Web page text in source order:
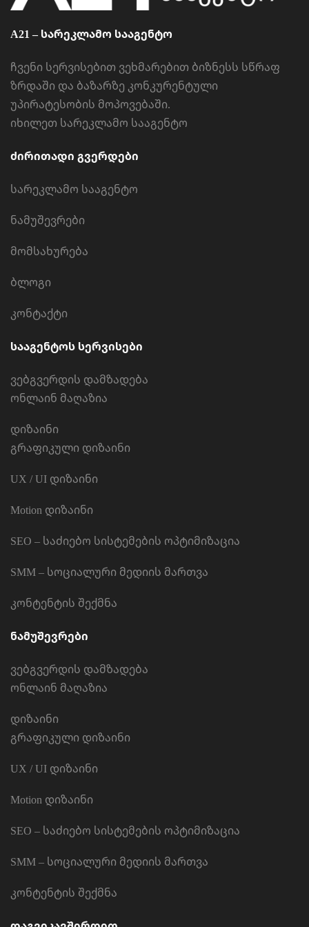
A21 – სარეკლამო სააგენტო
ჩვენი სერვისებით ვეხმარებით ბიზნესს სწრაფ
ზრდაში და ბაზარზე კონკურენტული
უპირატესობის მოპოვებაში.
იხილეთ სარეკლამო სააგენტო
ძირითადი გვერდები
სარეკლამო სააგენტო
ნამუშევრები
მომსახურება
ბლოგი
კონტაქტი
სააგენტოს სერვისები
ვებგვერდის დამზადება
ონლაინ მაღაზია
დიზაინი
გრაფიკული დიზაინი
UX / UI დიზაინი
Motion დიზაინი
SEO – საძიებო სისტემების ოპტიმიზაცია
SMM – სოციალური მედიის მართვა
კონტენტის შექმნა
ნამუშევრები
ვებგვერდის დამზადება
ონლაინ მაღაზია
დიზაინი
გრაფიკული დიზაინი
UX / UI დიზაინი
Motion დიზაინი
SEO – საძიებო სისტემების ოპტიმიზაცია
SMM – სოციალური მედიის მართვა
კონტენტის შექმნა